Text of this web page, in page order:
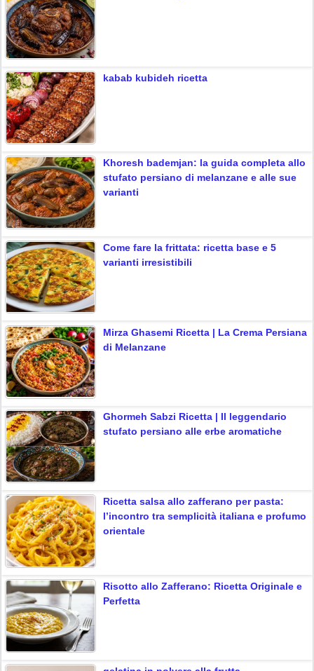
kabab kubideh ricetta
Khoresh bademjan: la guida completa allo
stufato persiano di melanzane e alle sue
varianti
Come fare la frittata: ricetta base e 5
varianti irresistibili
Mirza Ghasemi Ricetta | La Crema Persiana
di Melanzane
Ghormeh Sabzi Ricetta | Il leggendario
stufato persiano alle erbe aromatiche
Ricetta salsa allo zafferano per pasta:
l’incontro tra semplicità italiana e profumo
orientale
Risotto allo Zafferano: Ricetta Originale e
Perfetta